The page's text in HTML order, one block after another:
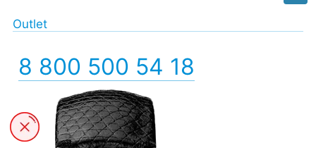
Outlet
8 800 500 54 18